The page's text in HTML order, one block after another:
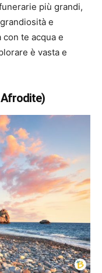
più grandi,
e
con te acqua e
è vasta e
Afrodite)